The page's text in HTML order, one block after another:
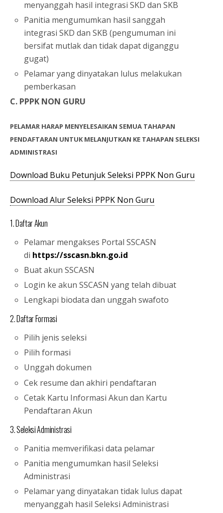
menyanggah hasil integrasi SKD dan SKB
Panitia mengumumkan hasil sanggah
integrasi SKD dan SKB (pengumuman ini
bersifat mutlak dan tidak dapat diganggu
gugat)
Pelamar yang dinyatakan lulus melakukan
pemberkasan
C. PPPK NON GURU
PELAMAR HARAP MENYELESAIKAN SEMUA TAHAPAN
PENDAFTARAN UNTUK MELANJUTKAN KE TAHAPAN SELEKSI
ADMINISTRASI
Download Buku Petunjuk Seleksi PPPK Non Guru
Download Alur Seleksi PPPK Non Guru
1. Daftar Akun
Pelamar mengakses Portal SSCASN
di https://sscasn.bkn.go.id
Buat akun SSCASN
Login ke akun SSCASN yang telah dibuat
Lengkapi biodata dan unggah swafoto
2. Daftar Formasi
Pilih jenis seleksi
Pilih formasi
Unggah dokumen
Cek resume dan akhiri pendaftaran
Cetak Kartu Informasi Akun dan Kartu
Pendaftaran Akun
3. Seleksi Administrasi
Panitia memverifikasi data pelamar
Panitia mengumumkan hasil Seleksi
Administrasi
Pelamar yang dinyatakan tidak lulus dapat
menyanggah hasil Seleksi Administrasi